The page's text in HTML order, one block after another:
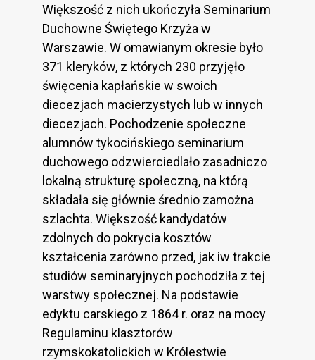
Większość z nich ukończyła Seminarium
Duchowne Świętego Krzyża w
Warszawie. W omawianym okresie było
371 kleryków, z których 230 przyjęło
święcenia kapłańskie w swoich
diecezjach macierzystych lub w innych
diecezjach. Pochodzenie społeczne
alumnów tykocińskiego seminarium
duchowego odzwierciedlało zasadniczo
lokalną strukturę społeczną, na którą
składała się głównie średnio zamożna
szlachta. Większość kandydatów
zdolnych do pokrycia kosztów
kształcenia zarówno przed, jak iw trakcie
studiów seminaryjnych pochodziła z tej
warstwy społecznej. Na podstawie
edyktu carskiego z 1864 r. oraz na mocy
Regulaminu klasztorów
rzymskokatolickich w Królestwie